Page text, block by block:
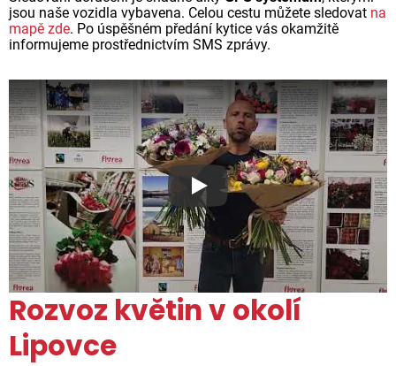
jsou naše vozidla vybavena. Celou cestu můžete sledovat na
mapě zde. Po úspěšném předání kytice vás okamžitě
informujeme prostřednictvím SMS zprávy.
Proč jsou květiny z Florea
Rozvoz květin v okolí
Lipovce